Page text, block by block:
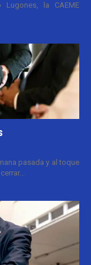
la CAEME
pasada y al toque